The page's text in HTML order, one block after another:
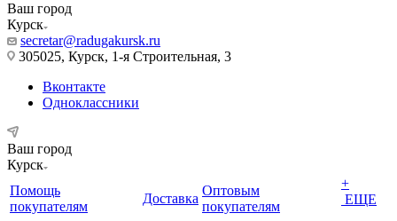
Ваш город
Курск
secretar@radugakursk.ru
305025, Курск, 1-я Строительная, 3
Вконтакте
Одноклассники
Ваш город
Курск
Помощь
покупателям
Доставка
Оптовым
покупателям
+
ЕЩЕ